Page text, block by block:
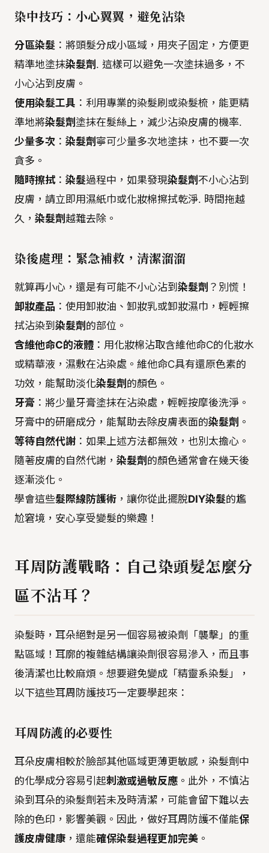
染中技巧：小心翼翼，避免沾染
分區染髮 ：將頭髮分成小區域，用夾子固定，方便更
精準地塗抹染髮劑 . 這樣可以避免一次塗抹過多，不
小心沾到皮膚。
使用染髮工具 ：利用專業的染髮刷或染髮梳，能更精
準地將染髮劑 塗抹在髮絲上，減少沾染皮膚的機率.
少量多次 ： 染髮劑 寧可少量多次地塗抹，也不要一次
貪多。
隨時擦拭： 染髮過程中，如果發現染髮劑不小心沾到
皮膚，請立即用濕紙巾或化妝棉擦拭乾淨. 時間拖越
久， 染髮劑越難去除。
染後處理：緊急補救，清潔溜溜
就算再小心，還是有可能不小心沾到染髮劑 ？別慌！
卸妝產品 ：使用卸妝油、卸妝乳或卸妝濕巾，輕輕擦
拭沾染到染髮劑 的部位。
含維他命C的液體 ：用化妝棉沾取含維他命C的化妝水
或精華液，濕敷在沾染處。維他命C具有還原色素的
功效，能幫助淡化染髮劑 的顏色。
牙膏 ：將少量牙膏塗抹在沾染處，輕輕按摩後洗淨。
牙膏中的研磨成分，能幫助去除皮膚表面的染髮劑 。
等待自然代謝 ：如果上述方法都無效，也別太擔心。
隨著皮膚的自然代謝， 染髮劑 的顏色通常會在幾天後
逐漸淡化。
學會這些髮際線防護術 ，讓你從此擺脫DIY染髮的尷
尬窘境，安心享受變髮的樂趣！
耳周防護戰略：自己染頭髮怎麼分
區不沾耳？
染髮時，耳朵絕對是另一個容易被染劑「襲擊」的重
點區域！耳廓的複雜結構讓染劑很容易滲入，而且事
後清潔也比較麻煩。想要避免變成「精靈系染髮」，
以下這些耳周防護技巧一定要學起來：
耳周防護的必要性
耳朵皮膚相較於臉部其他區域更薄更敏感，染髮劑中
的化學成分容易引起刺激或過敏反應 。此外，不慎沾
染到耳朵的染髮劑若未及時清潔，可能會留下難以去
除的色印，影響美觀。因此，做好耳周防護不僅能保
護皮膚健康 ，還能確保染髮過程更加完美 。